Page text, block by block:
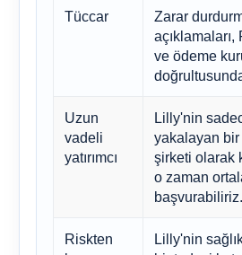
Tüccar
Zarar
ve ödeme
Uzun
vadeli
yatırımcı
Lilly'nin
yakalayan
şirketi olarak
o zaman
başvurabiliriz.
Riskten
Lilly'nin